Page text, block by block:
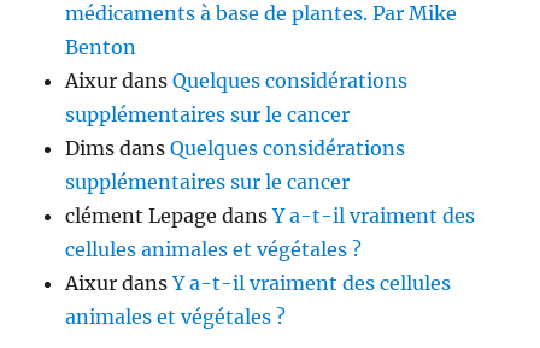
médicaments à base de plantes. Par Mike
Benton
Aixur dansQuelques considérations
supplémentaires sur le cancer
Dims dansQuelques considérations
supplémentaires sur le cancer
clément Lepage dansY a-t-il vraiment des
cellules animales et végétales ?
Aixur dansY a-t-il vraiment des cellules
animales et végétales ?